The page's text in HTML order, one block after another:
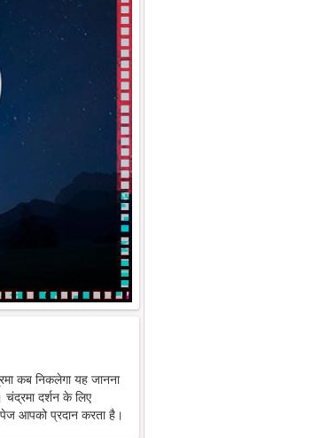
कब निकलेगा यह जानना
चंद्रमा दर्शन के लिए
आपको प्रदान करता है।